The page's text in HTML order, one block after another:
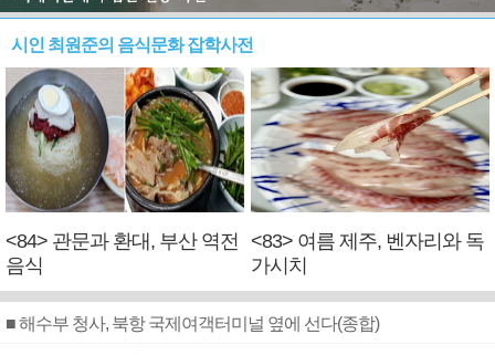
시인 최원준의 음식문화 잡학사전
<84> 관문과 환대, 부산 역전
음식
<83> 여름 제주, 벤자리와 독
가시치
■ 해수부 청사, 북항 국제여객터미널 옆에 선다(종합)